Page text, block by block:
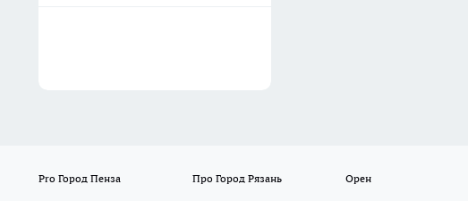
Pro Город Пенза Про Город Рязань Орен